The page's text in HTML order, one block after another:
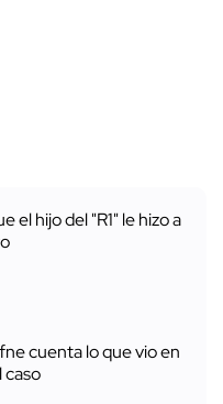
el hijo del "R1" le hizo a
cuenta lo que vio en
caso